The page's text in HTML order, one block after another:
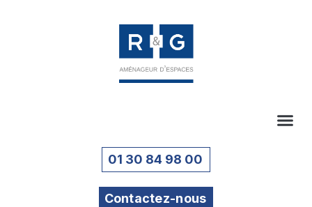
01 30 84 98 00
Contactez-nous